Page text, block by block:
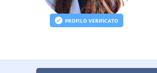
PROFILO VERIFICATO